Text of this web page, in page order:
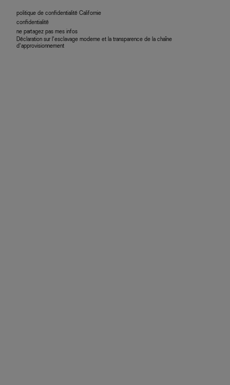
politique de confidentialité Californie
confidentialité
ne partagez pas mes infos
Déclaration sur l’esclavage moderne et la transparence de la chaîne
d’approvisionnement